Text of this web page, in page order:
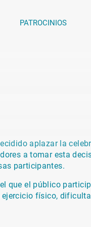
PATROCINIOS
aplazar la
a tomar esta
participantes.
que el público
físico,